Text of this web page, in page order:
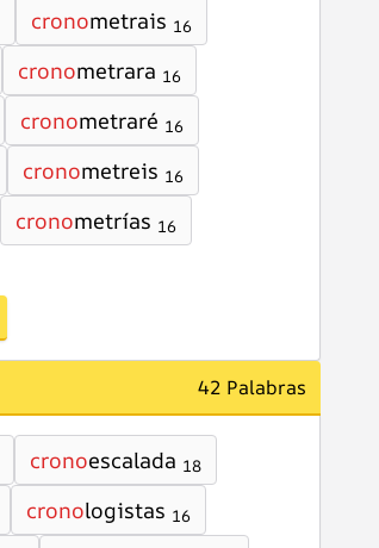
cronometrais 16
cronometrara 16
cronometraré 16
cronometreis 16
cronometrías 16
42 Palabras
cronoescalada 18
cronologistas 16